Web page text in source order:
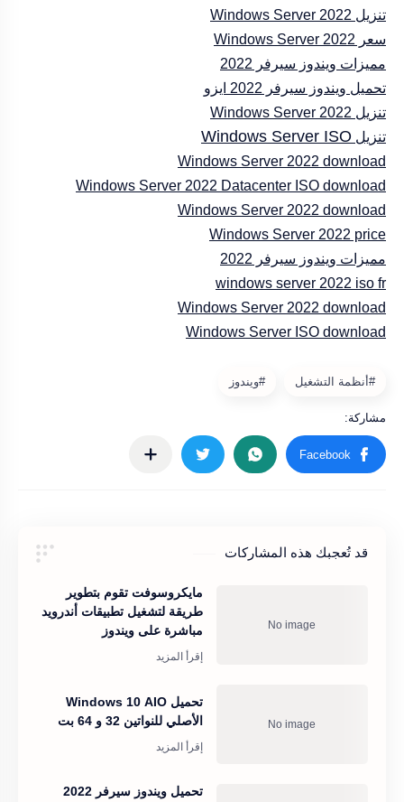
تنزيل Windows Server 2022
سعر Windows Server 2022
مميزات ويندوز سيرفر 2022
تحميل ويندوز سيرفر 2022 ايزو
تنزيل Windows Server 2022
تنزيل Windows Server ISO
Windows Server 2022 download
Windows Server 2022 Datacenter ISO download
Windows Server 2022 download
Windows Server 2022 price
مميزات ويندوز سيرفر 2022
windows server 2022 iso fr
Windows Server 2022 download
Windows Server ISO download
قد تُعجبك هذه المشاركات
مايكروسوفت تقوم بتطوير
طريقة لتشغيل تطبيقات أندرويد
مباشرة على ويندوز
تحميل Windows 10 AIO
الأصلي للنواتين 32 و 64 بت
تحميل ويندوز سيرفر 2022